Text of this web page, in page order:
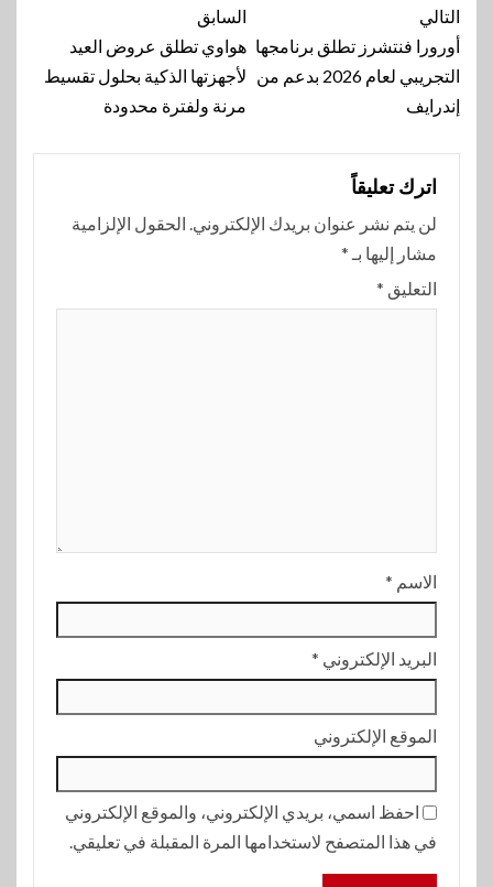
تنقل
المقالة
السابق
هواوي تطلق عروض العيد
لأجهزتها الذكية بحلول تقسيط
مرنة ولفترة محدودة
التالي
أورورا فنتشرز تطلق برنامجها
التجريبي لعام 2026 بدعم من
إندرايف
اترك تعليقاً
لن يتم نشر عنوان بريدك الإلكتروني. الحقول الإلزامية
مشار إليها بـ *
التعليق *
الاسم *
البريد الإلكتروني *
الموقع الإلكتروني
احفظ اسمي، بريدي الإلكتروني، والموقع الإلكتروني
في هذا المتصفح لاستخدامها المرة المقبلة في تعليقي.